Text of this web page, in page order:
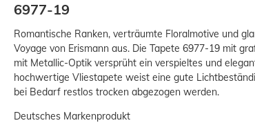
6977-19
Romantische Ranken, verträumte Floralmotive und
Voyage von Erismann aus. Die Tapete 6977-19 mit
mit Metallic-Optik versprüht ein verspieltes und
hochwertige Vliestapete weist eine gute
bei Bedarf restlos trocken abgezogen werden.
Deutsches Markenprodukt